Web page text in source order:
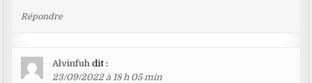
Répondre
Alvinfuh dit :
23/09/2022 à 18 h 05 min